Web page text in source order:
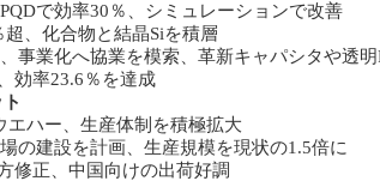
で効率30％、シミュレーションで改善
、化合物と結晶Siを積層
事業化へ協業を模索、革新キャパシタや透明
効率23.6％を達成
エハー、生産体制を積極拡大
の建設を計画、生産規模を現状の1.5倍に
修正、中国向けの出荷好調